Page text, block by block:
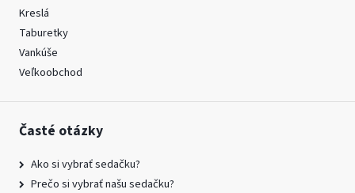
Kreslá
Taburetky
Vankúše
Veľkoobchod
Časté otázky
Ako si vybrať sedačku?
Prečo si vybrať našu sedačku?